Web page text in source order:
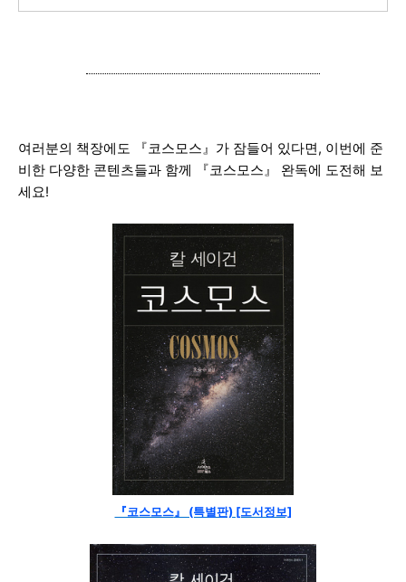
여러분의 책장에도 『코스모스』가 잠들어 있다면, 이번에 준
비한 다양한 콘텐츠들과 함께
『코스모스』 완독에 도전해 보
세요!
『코스모스』 (특별판) [도서정보]